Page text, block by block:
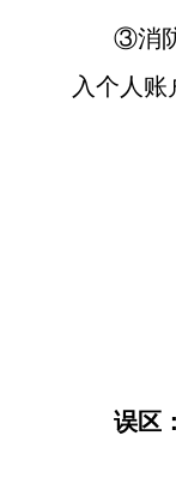
③消防
入个人
误区